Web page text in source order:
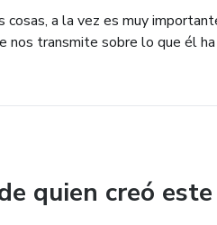
cosas, a la vez es muy
nos transmite sobre lo que él
quien creó